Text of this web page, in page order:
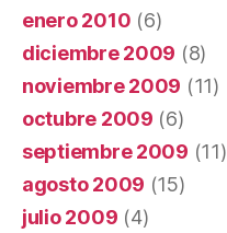
enero 2010 (6)
diciembre 2009 (8)
noviembre 2009 (11)
octubre 2009 (6)
septiembre 2009 (11)
agosto 2009 (15)
julio 2009 (4)